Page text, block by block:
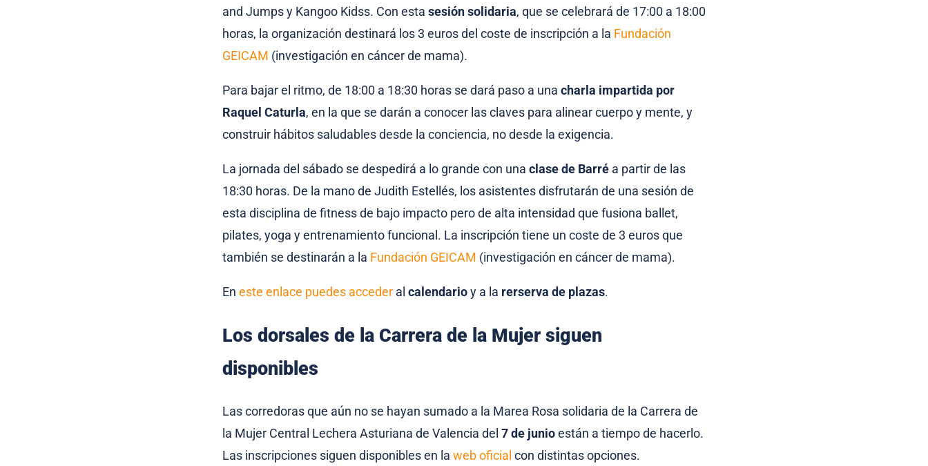
and Jumps y Kangoo Kidss. Con esta sesión solidaria, que se celebrará de 17:00 a 18:00
horas, la organización destinará los 3 euros del coste de inscripción a la Fundación
GEICAM (investigación en cáncer de mama).
Para bajar el ritmo, de 18:00 a 18:30 horas se dará paso a una charla impartida por
Raquel Caturla, en la que se darán a conocer las claves para alinear cuerpo y mente, y
construir hábitos saludables desde la conciencia, no desde la exigencia.
La jornada del sábado se despedirá a lo grande con una clase de Barré a partir de las
18:30 horas. De la mano de Judith Estellés, los asistentes disfrutarán de una sesión de
esta disciplina de fitness de bajo impacto pero de alta intensidad que fusiona ballet,
pilates, yoga y entrenamiento funcional. La inscripción tiene un coste de 3 euros que
también se destinarán a la Fundación GEICAM (investigación en cáncer de mama).
En este enlace puedes acceder al calendarioy a la rerserva de plazas.
Los dorsales de la Carrera de la Mujer siguen
disponibles
Las corredoras que aún no se hayan sumado a la Marea Rosa solidaria de la Carrera de
la Mujer Central Lechera Asturiana de Valencia del 7 de junioestán a tiempo de hacerlo.
Las inscripciones siguen disponibles en la web oficial con distintas opciones.